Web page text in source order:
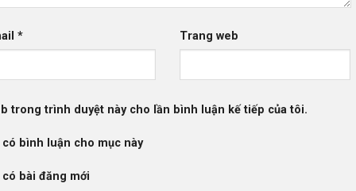
* Trang web
trong trình duyệt này cho lần bình luận kế tiếp của tôi.
bình luận cho mục này
bài đăng mới